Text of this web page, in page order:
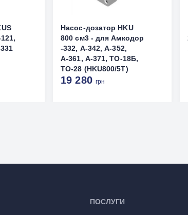
Насос-дозатор HKU
800 см3 - для Амкодор
-332, А-342, А-352,
А-361, А-371, ТО-18Б,
ТО-28 (HKU800/5T)
19 280грн
ПОСЛУГИ